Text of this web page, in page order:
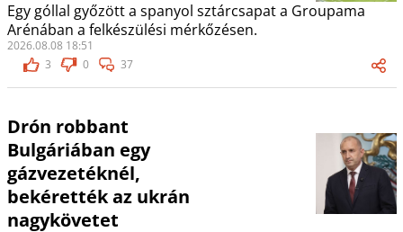
Egy góllal győzött a spanyol sztárcsapat a Groupama
Arénában a felkészülési mérkőzésen.
2026.08.08 18:51
3
0 37
Drón robbant
Bulgáriában egy
gázvezetéknél,
bekérették az ukrán
nagykövetet